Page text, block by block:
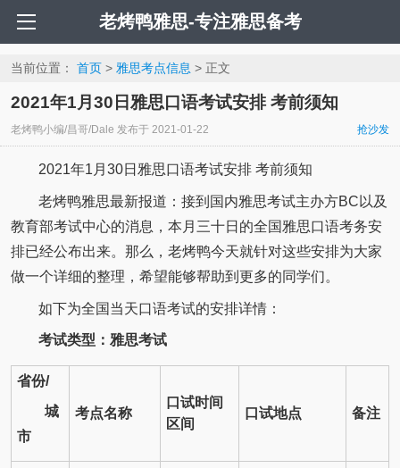
老烤鸭雅思-专注雅思备考
当前位置： 首页> 雅思考点信息 > 正文
2021年1月30日雅思口语考试安排 考前须知
老烤鸭小编/昌哥/Dale 发布于 2021-01-22 抢沙发
2021年1月30日雅思口语考试安排 考前须知
老烤鸭雅思最新报道：接到国内雅思考试主办方BC以及
教育部考试中心的消息，本月三十日的全国雅思口语考务安
排已经公布出来。那么，老烤鸭今天就针对这些安排为大家
做一个详细的整理，希望能够帮助到更多的同学们。
如下为全国当天口语考试的安排详情：
考试类型：雅思考试
省份/
城
市
考点名称
口试时间
区间
口试地点 备注